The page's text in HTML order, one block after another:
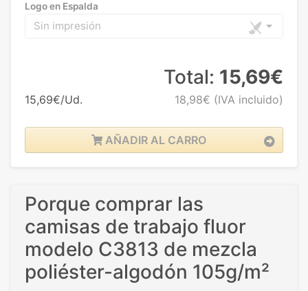
Logo en Espalda
Sin impresión
15,69€/Ud.
Total: 15,69€
18,98€ (IVA incluido)
AÑADIR AL CARRO
Porque comprar las
camisas de trabajo fluor
modelo C3813 de mezcla
poliéster-algodón 105g/m²